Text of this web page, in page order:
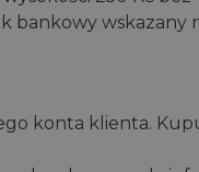
bankowy wskazany
konta klienta.